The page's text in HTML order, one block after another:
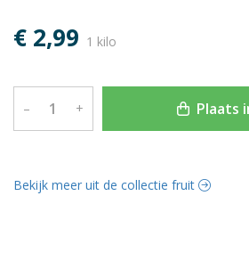
€ 2,99 1 kilo
– + Plaats
Bekijk meer uit de collectie fruit